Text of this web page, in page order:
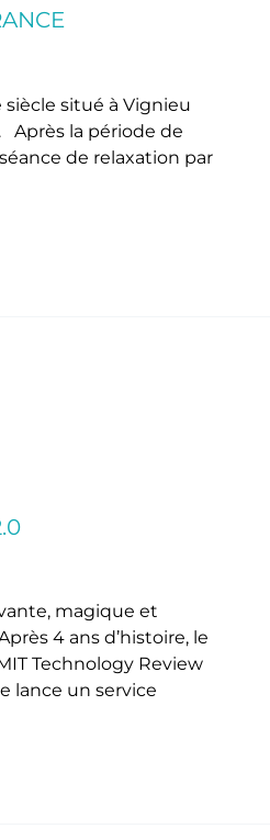
situé à Vignieu
Après la période de
de relaxation par
magique et
4 ans d’histoire, le
Technology Review
lance un service